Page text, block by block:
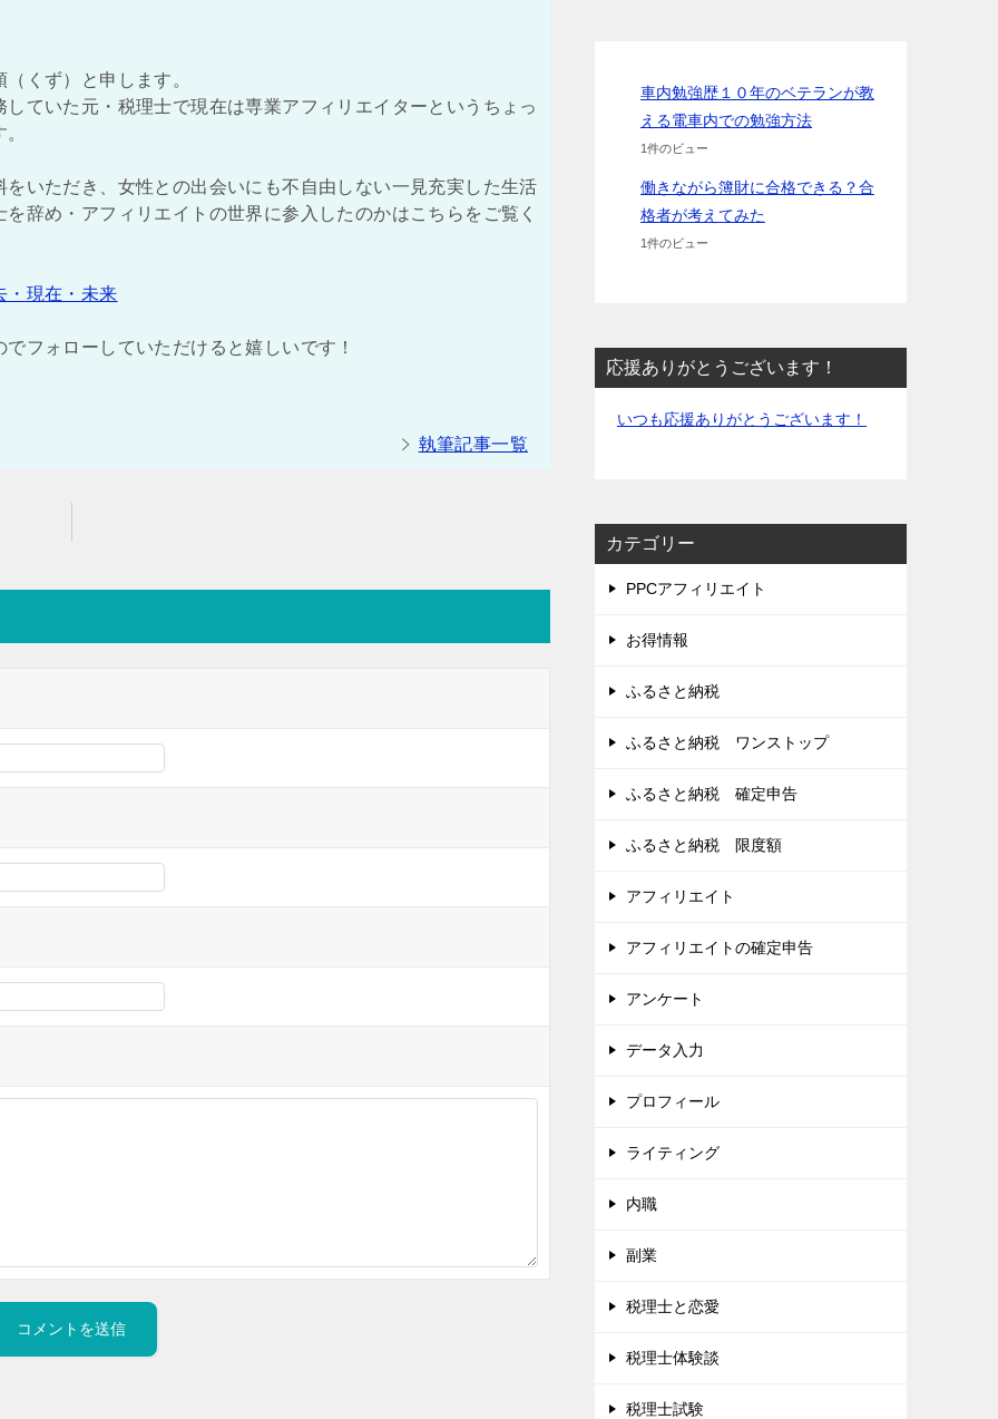
くず）と申します。
ていた元・税理士で現在は専業アフィリエイターというちょっ
いただき、女性との出会いにも不自由しない一見充実した生活
辞め・アフィリエイトの世界に参入したのかはこちらをご覧く
・現在・未来
フォローしていただけると嬉しいです！
執筆記事一覧
車内勉強歴１０年のベテランが教
える電車内での勉強方法
1件のビュー
働きながら簿財に合格できる？合
格者が考えてみた
1件のビュー
応援ありがとうございます！
いつも応援ありがとうございます！
カテゴリー
PPCアフィリエイト
お得情報
ふるさと納税
ふるさと納税 ワンストップ
ふるさと納税 確定申告
ふるさと納税 限度額
アフィリエイト
アフィリエイトの確定申告
アンケート
データ入力
プロフィール
ライティング
内職
副業
税理士と恋愛
税理士体験談
税理士試験